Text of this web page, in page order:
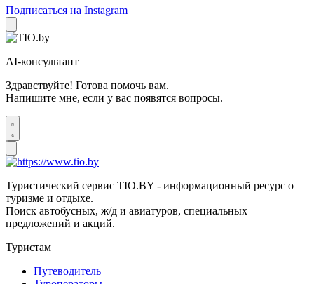
Подписаться на Instagram
AI-консультант
Здравствуйте! Готова помочь вам.
Напишите мне, если у вас появятся вопросы.
Туристический сервис TIO.BY - информационный ресурс о
туризме и отдыхе.
Поиск автобусных, ж/д и авиатуров, специальных
предложений и акций.
Туристам
Путеводитель